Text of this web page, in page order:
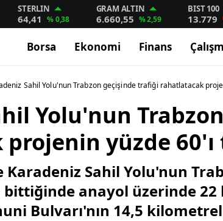
STERLIN
64,41 % 0,38
GRAM ALTIN
6.660,55 % 2,59
BIST 100
13.779
Borsa Ekonomi Finans
Sahil Yolu'nun Trabzon geçişinde trafiği rahatlatacak
Yolu'nun
yüzde 60'ı
Karadeniz Sahil Yolu'nun
bittiğinde anayol üzerinde
Bulvarı'nın 14,5